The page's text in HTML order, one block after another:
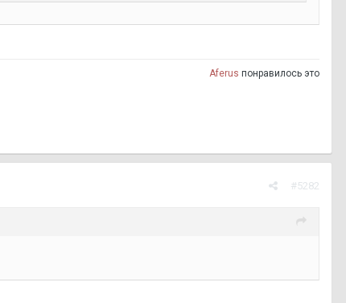
Aferus понравилось это
#5282